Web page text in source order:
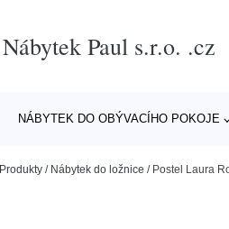
Nábytek Paul s.r.o. .cz
NÁBYTEK DO OBÝVACÍHO POKOJE
Produkty / Nábytek do ložnice / Postel Laura